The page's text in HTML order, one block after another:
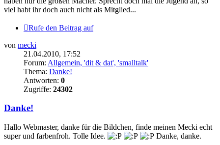
viel habt ihr doch auch nicht als Mitglied...
Rufe den Beitrag auf
von mecki
21.04.2010, 17:52
Forum: Allgemein, 'dit & dat', 'smalltalk'
Thema: Danke!
Antworten: 0
Zugriffe: 24302
Danke!
Hallo Webmaster, danke für die Bildchen, finde meinen Mecki echt
super und farbenfroh. Tolle Idee.
Danke, danke.